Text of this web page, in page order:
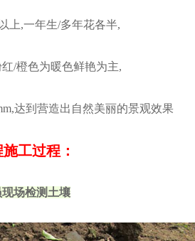
上,一年生/多年花各半,
/橙色为暖色鲜艳为主,
达到营造出自然美丽的景观效果
工过程：
场检测土壤